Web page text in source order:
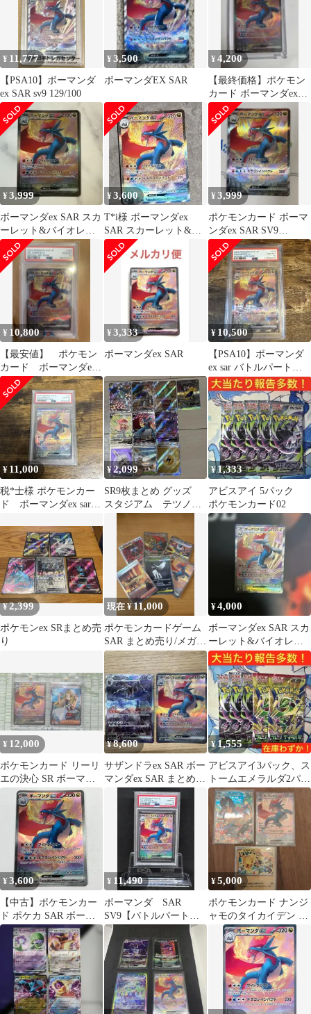
¥ 11,777
【PSA10】ボーマンダ
ex SAR sv9 129/100
¥3,500
ボーマンダEX SAR
¥4,200
【最終価格】ポケモン
カード ボーマンダex
SAR
¥3,999
ボーマンダex SAR スカ
ーレット&バイオレッ
ト 拡張パック バトルパ
ートナ…
¥3,600
T*i様 ボーマンダex
SAR スカーレット&バ
イオレット 拡張パック
バトル
¥3,999
ポケモンカード ボーマ
ンダex SAR SV9
129/100
¥ 10,800
【最安値】 ポケモン
カード ボーマンダex
sar psa10
¥3,333
ボーマンダex SAR
¥ 10,500
【PSA10】ボーマンダ
ex sar バトルパートナ
ーズ
¥ 11,000
税*士様 ポケモンカー
ド ボーマンダex sar
¥2,099
SR9枚まとめ グッズ
スタジアム テツノカ
イナex SAR ボーマンダ
¥ 1,333
アビスアイ 5パック
ポケモンカード02
¥2,399
ポケモンex SRまとめ売
り
現在 ¥11,000
ポケモンカードゲーム
SAR まとめ売り/メガア
ブソルex/ボーマンダex
¥4,000
ボーマンダex SAR スカ
ーレット&バイオレッ
ト 拡張パック バトルパ
ートナ…
¥ 12,000
ポケモンカード リーリ
エの決心 SR ボーマン
ダex SAR
¥8,600
サザンドラex SAR ボー
マンダex SAR まとめ売
¥ 1,555
アビスアイ3パック、ス
トームエメラルダ2パッ
ク ポケモンカード
¥3,600
【中古】ポケモンカー
ド ポケカ SAR ボーマ
ンダex 129/100 裁断キ
ズあり (FUZ)【072-
260623-IO-21-KIT】
¥ 11,490
ボーマンダ SAR
SV9【バトルパートナ
ーズ】129/100 PSA10
¥5,000
ポケモンカード ナンジ
ャモのタイカイデン ボ
ーマンダex